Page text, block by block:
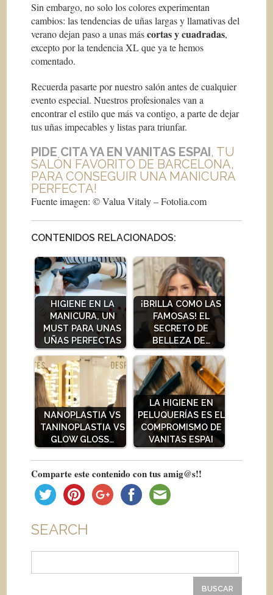
Sin embargo, no solo los colores experimentan
cambios: las tendencias de uñas largas y llamativas del
verano dejan paso a unas máscortas y cuadradas,
excepto por la tendencia XL que ya te hemos
comentado.
Recuerda pasarte por nuestro salón antes de cualquier
evento especial. Nuestros profesionales van a
encontrar el estilo que más va contigo, a parte de dejar
tus uñas impecables y listas para triunfar.
PIDE CITA YA EN VANITAS ESPAI, TU
SALÓN FAVORITO DE BARCELONA,
PARA CONSEGUIR UNA MANICURA
PERFECTA!
Fuente imagen: © Valua Vitaly – Fotolia.com
CONTENIDOS RELACIONADOS:
HIGIENE EN LA
MANICURA, UN
MUST PARA UNAS
UÑAS PERFECTAS
¡BRILLA COMO LAS
FAMOSAS! EL
SECRETO DE
BELLEZA DE…
NANOPLASTIA VS
TANINOPLASTIA VS
GLOW GLOSS…
LA HIGIENE EN
PELUQUERÍAS ES EL
COMPROMISMO DE
VANITAS ESPAI
Comparte este contenido con tus amig@s!!
SEARCH